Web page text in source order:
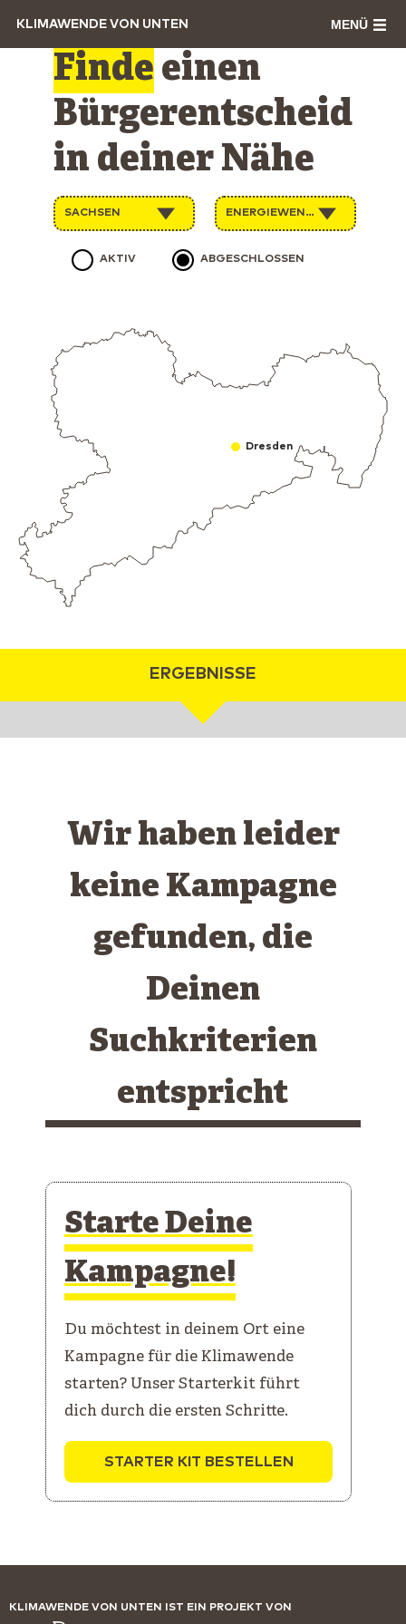
KLIMAWENDE VON UNTEN MENÜ
Dresden
Finde einen
Bürgerentscheid
in deiner Nähe
SACHSEN ENERGIEWENDE
AKTIV ABGESCHLOSSEN
ERGEBNISSE
Wir haben leider
keine Kampagne
gefunden, die
Deinen
Suchkriterien
entspricht
Starte Deine
Kampagne!
Du möchtest in deinem Ort eine
Kampagne für die Klimawende
starten? Unser Starterkit führt
dich durch die ersten Schritte.
STARTER KIT BESTELLEN
KLIMAWENDE VON UNTEN IST EIN PROJEKT VON